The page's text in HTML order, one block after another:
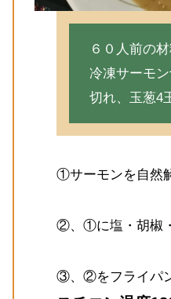
６０人前の
冷凍サーモ
切れ、玉葱4
①サーモンを自然
②、①に塩・胡椒
③、②をフライパ